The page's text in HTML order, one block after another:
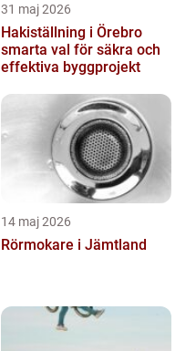
31 maj 2026
Hakiställning i Örebro
smarta val för säkra och
effektiva byggprojekt
14 maj 2026
Rörmokare i Jämtland